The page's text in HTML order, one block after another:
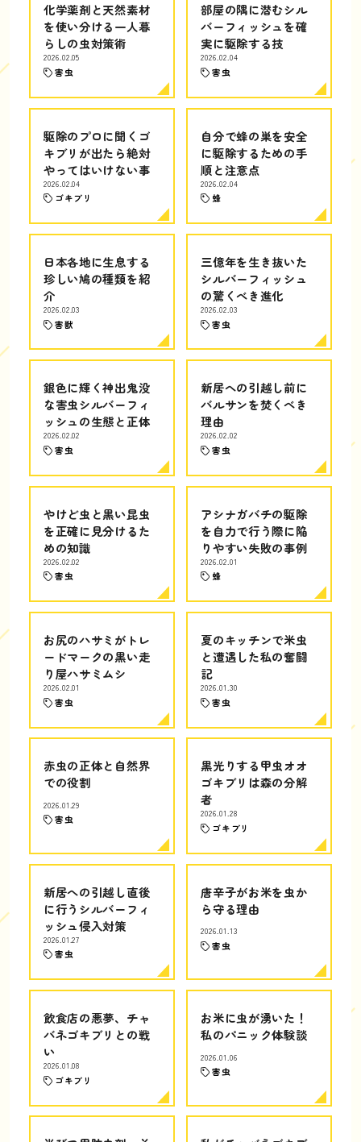
化学薬剤と天然素材
を使い分ける一人暮
らしの虫対策術
2026.02.05
害虫
部屋の隅に潜むシル
バーフィッシュを確
実に駆除する技
2026.02.04
害虫
駆除のプロに聞くゴ
キブリが出たら絶対
やってはいけない事
2026.02.04
ゴキブリ
自分で蜂の巣を安全
に駆除するための手
順と注意点
2026.02.04
蜂
日本各地に生息する
珍しい鳩の種類を紹
介
2026.02.03
害獣
三億年を生き抜いた
シルバーフィッシュ
の驚くべき進化
2026.02.03
害虫
銀色に輝く神出鬼没
な害虫シルバーフィ
ッシュの生態と正体
2026.02.02
害虫
新居への引越し前に
バルサンを焚くべき
理由
2026.02.02
害虫
やけど虫と黒い昆虫
を正確に見分けるた
めの知識
2026.02.02
害虫
アシナガバチの駆除
を自力で行う際に陥
りやすい失敗の事例
2026.02.01
蜂
お尻のハサミがトレ
ードマークの黒い走
り屋ハサミムシ
2026.02.01
害虫
夏のキッチンで米虫
と遭遇した私の奮闘
記
2026.01.30
害虫
赤虫の正体と自然界
での役割
2026.01.29
害虫
黒光りする甲虫オオ
ゴキブリは森の分解
者
2026.01.28
ゴキブリ
新居への引越し直後
に行うシルバーフィ
ッシュ侵入対策
2026.01.27
害虫
唐辛子がお米を虫か
ら守る理由
2026.01.13
害虫
飲食店の悪夢、チャ
バネゴキブリとの戦
い
2026.01.08
ゴキブリ
お米に虫が湧いた！
私のパニック体験談
2026.01.06
害虫